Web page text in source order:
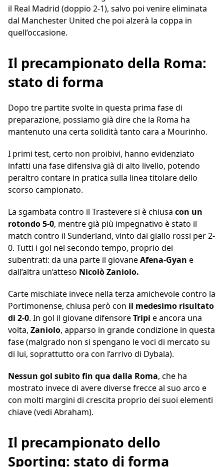
il Real Madrid (doppio 2-1), salvo poi venire eliminata
dal Manchester United che poi alzerà la coppa in
quell’occasione.
Il precampionato della Roma:
stato di forma
Dopo tre partite svolte in questa prima fase di
preparazione, possiamo già dire che la Roma ha
mantenuto una certa solidità tanto cara a Mourinho.
I primi test, certo non proibivi, hanno evidenziato
infatti una fase difensiva già di alto livello, potendo
peraltro contare in pratica sulla linea titolare dello
scorso campionato.
La sgambata contro il Trastevere si è chiusa con un
rotondo 5-0, mentre già più impegnativo è stato il
match contro il Sunderland, vinto dai giallo rossi per 2-
0. Tutti i gol nel secondo tempo, proprio dei
subentrati: da una parte il giovaneAfena-Gyan e
dall’altra un’atteso Nicolò Zaniolo.
Carte mischiate invece nella terza amichevole contro la
Portimonense, chiusa però con il medesimo risultato
di 2-0. In gol il giovane difensoreTripi e ancora una
volta, Zaniolo, apparso in grande condizione in questa
fase (malgrado non si spengano le voci di mercato su
di lui, soprattutto ora con l’arrivo di Dybala).
Nessun gol subito fin qua dalla Roma, che ha
mostrato invece di avere diverse frecce al suo arco e
con molti margini di crescita proprio dei suoi elementi
chiave (vedi Abraham).
Il precampionato dello
Sporting: stato di forma